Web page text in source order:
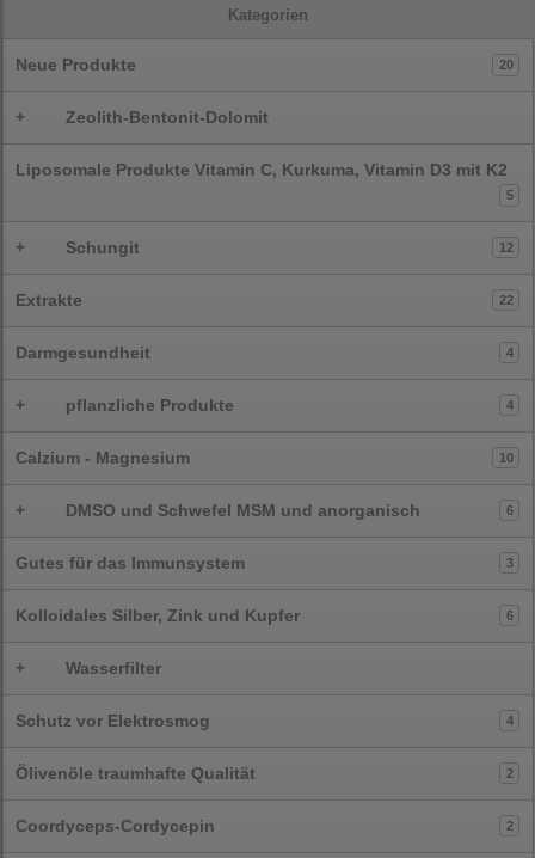
Kategorien
Neue Produkte 20
+ Zeolith-Bentonit-Dolomit
Liposomale Produkte Vitamin C, Kurkuma, Vitamin D3 mit K2
5
+ Schungit 12
Extrakte 22
Darmgesundheit 4
+ pflanzliche Produkte 4
Calzium - Magnesium 10
+ DMSO und Schwefel MSM und anorganisch 6
Gutes für das Immunsystem 3
Kolloidales Silber, Zink und Kupfer 6
+ Wasserfilter
Schutz vor Elektrosmog 4
Ölivenöle traumhafte Qualität 2
Coordyceps-Cordycepin 2